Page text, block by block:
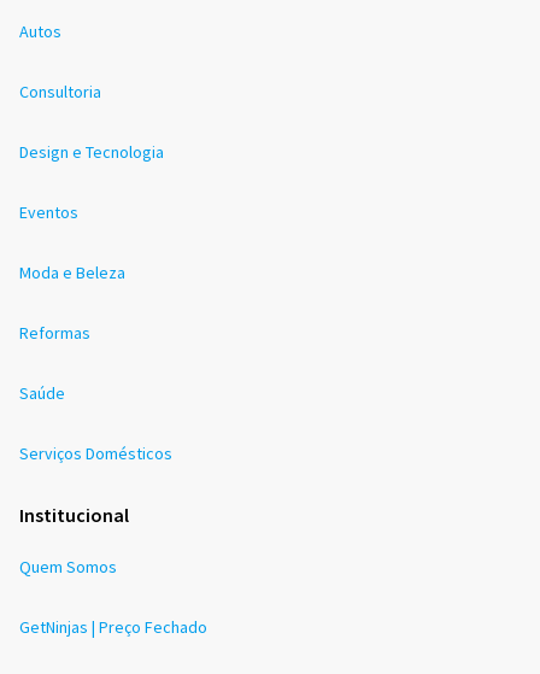
Autos
Consultoria
Design e Tecnologia
Eventos
Moda e Beleza
Reformas
Saúde
Serviços Domésticos
Institucional
Quem Somos
GetNinjas | Preço Fechado